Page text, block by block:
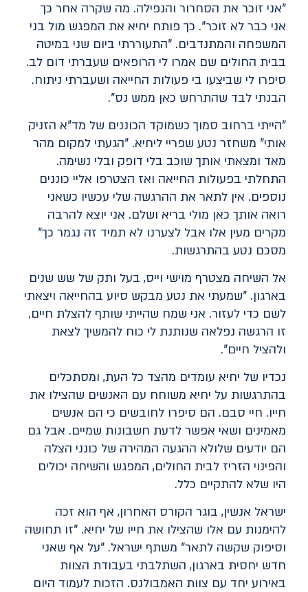
"אני זוכר את הסחרור והנפילה. מה שקרה אחר כך
אני כבר לא זוכר". כך פותח יחיא את המפגש מול בני
המשפחה והמתנדבים. "התעוררתי ביום שני במיטה
בבית החולים שם אמרו לי הרופאים שעברתי דום לב.
סיפרו לי שביצעו בי פעולות החייאה ושעברתי ניתוח.
הבנתי לבד שהתרחש כאן ממש נס".
"הייתי ברחוב סמוך כשמוקד הכוננים של מד"א הזניק
אותי" משחזר נטע שפריי ליחיא. "הגעתי למקום מהר
מאד ומצאתי אותך שוכב בלי דופק ובלי נשימה.
התחלתי בפעולות החייאה ואז הצטרפו אליי כוננים
נוספים. אין לתאר את ההרגשה שלי עכשיו כשאני
רואה אותך כאן מולי בריא ושלם. אני יוצא להרבה
מקרים מעין אלו אבל לצערנו לא תמיד זה נגמר כך"
מסכם נטע בהתרגשות.
אל השיחה מצטרף מוישי וייס, בעל ותק של שש שנים
בארגון. "שמעתי את נטע מבקש סיוע בהחייאה ויצאתי
לשם כדי לעזור. אני שמח שהייתי שותף להצלת חיים,
זו הרגשה נפלאה שנותנת לי כוח להמשיך לצאת
ולהציל חיים".
נכדיו של יחיא עומדים מהצד כל העת, ומסתכלים
בהתרגשות על יחיא משוחח עם האנשים שהצילו את
חייו. חיי סבם. הם סיפרו לחובשים כי הם אנשים
מאמינים ושאי אפשר לדעת חשבונות שמיים. אבל גם
הם יודעים שלולא ההגעה המהירה של כונני הצלה
והפינוי הזריז לבית החולים, המפגש והשיחה יכולים
היו שלא להתקיים כלל.
ישראל אנשין, בוגר הקורס האחרון, אף הוא זכה
להימנות עם אלו שהצילו את חייו של יחיא. "זו תחושה
וסיפוק שקשה לתאר" משתף ישראל. "על אף שאני
חדש יחסית בארגון, השתלבתי בעבודת הצוות
באירוע יחד עם צוות האמבולנס. הזכות לעמוד היום